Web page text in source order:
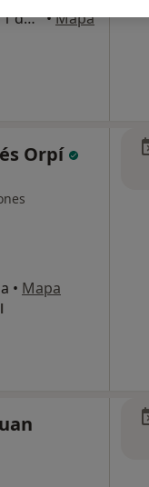
Gran Via de Carles III 71-75 ( planta 1 del edificio jardín), Barcelona •Mapa
Orpí
• Mapa